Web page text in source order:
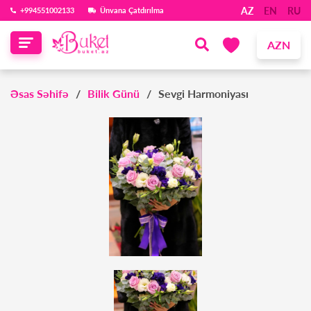
‪+994551002133‬ Ünvana Çatdırılma AZ EN RU
AZN
Əsas Səhifə Bilik Günü Sevgi Harmoniyası